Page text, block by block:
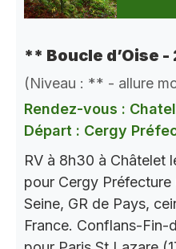
** Boucle d’Oise -
(Niveau : ** - allure
Rendez-vous :
Départ : Cergy
RV à 8h30 à Châtelet
pour Cergy Préfecture
Seine, GR de Pays,
France. Conflans-Fin-